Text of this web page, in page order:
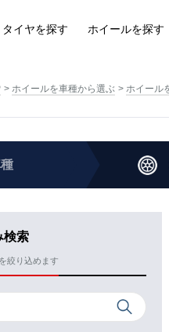
タイヤを探す ホイールを探す
ホイールを車種から選ぶ ホイール
検索
絞り込めます